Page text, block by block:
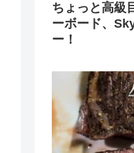
ちょっと高級
ーボード、
ー！